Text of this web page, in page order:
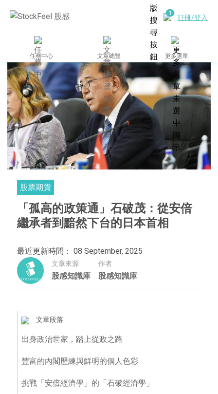
註冊/登入
任務中心 文章總覽 更多選單
股票期貨
「孤高的政策通」石破茂：從安倍
繼承者到黯然下台的日本首相
最近更新時間： 08 September, 2025
文章來源
股感知識庫
作者
股感知識庫
文章段落
出身政治世家，踏上從政之路
豐富的內閣歷練與鮮明的個人色彩
挑戰「安倍經濟學」的「石破經濟學」